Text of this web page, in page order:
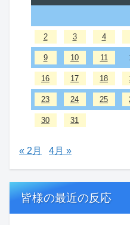
2 3 4
9 10 11
16 17 18
23 24 25
30 31
« 2月 4月 »
皆様の最近の反応